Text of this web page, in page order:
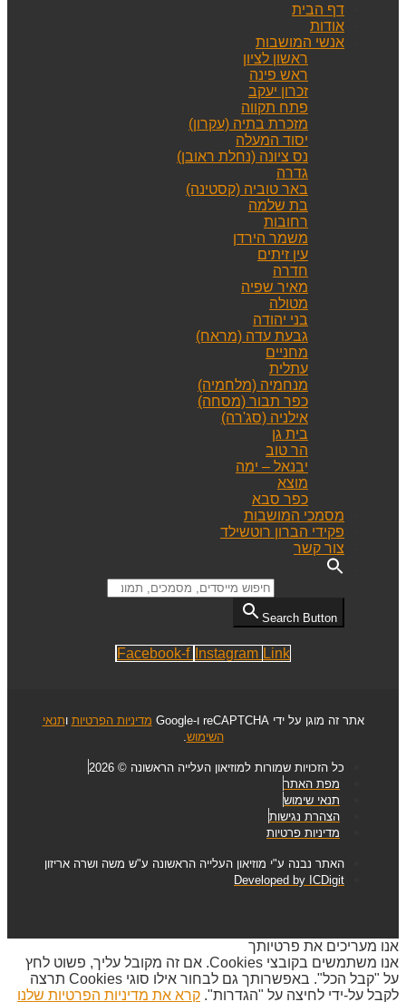
דף הבית
אודות
אנשי המושבות
ראשון לציון
ראש פינה
זכרון יעקב
פתח תקווה
מזכרת בתיה (עקרון)
יסוד המעלה
נס ציונה (נחלת ראובן)
גדרה
באר טוביה (קסטינה)
בת שלמה
רחובות
משמר הירדן
עין זיתים
חדרה
מאיר שפיה
מטולה
בני יהודה
גבעת עדה (מראח)
מחניים
עתלית
מנחמיה (מלחמיה)
כפר תבור (מסחה)
אילניה (סג'רה)
בית גן
הר טוב
יבנאל – ימה
מוצא
כפר סבא
מסמכי המושבות
פקידי הברון רוטשילד
צור קשר
Search Button
Facebook-f Instagram Link
אתר זה מוגן על ידי reCAPTCHA ו-Google מדיניות הפרטיות ותנאי
השימוש
כל הזכויות שמורות למוזיאון העלייה הראשונה © 2026
מפת האתר
תנאי שימוש
הצהרת נגישות
מדיניות פרטיות
האתר נבנה ע"י מוזיאון העלייה הראשונה ע"ש משה ושרה אריזון
Developed by ICDigit
אנו מעריכים את פרטיותך
אנו משתמשים בקובצי Cookies. אם זה מקובל עליך, פשוט לחץ
על "קבל הכל". באפשרותך גם לבחור אילו סוגי Cookies תרצה
לקבל על-ידי לחיצה על "הגדרות". קרא את מדיניות הפרטיות שלנו